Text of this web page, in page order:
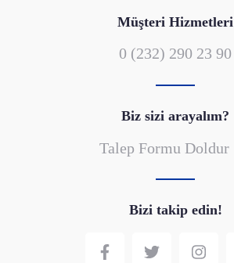
Müşteri Hizmetleri
0 (232) 290 23 90
Biz sizi arayalım?
Talep Formu Doldur
Bizi takip edin!